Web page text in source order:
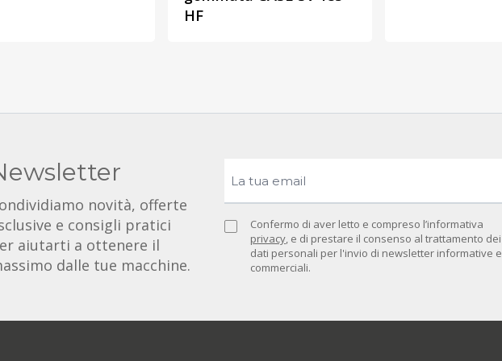
HF
novità, offerte
e consigli pratici
aiutarti a ottenere il
dalle tue macchine.
Confermo di aver letto e compreso l’informativa
privacy, e di prestare il consenso al trattamento dei
dati personali per l'invio di newsletter informative e
commerciali.